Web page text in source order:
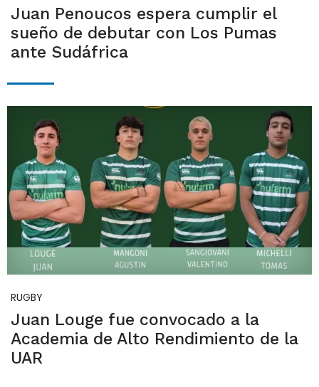
Juan Penoucos espera cumplir el
sueño de debutar con Los Pumas
ante Sudáfrica
RUGBY
Juan Louge fue convocado a la
Academia de Alto Rendimiento de la
UAR